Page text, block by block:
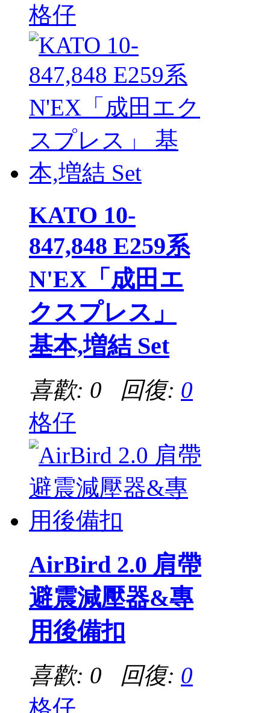
格仔
KATO 10-
847,848 E259系
N'EX「成田エ
クスプレス」
基本,増結 Set
喜歡: 0 回復: 0
格仔
AirBird 2.0 肩帶
避震減壓器&專
用後備扣
喜歡: 0 回復: 0